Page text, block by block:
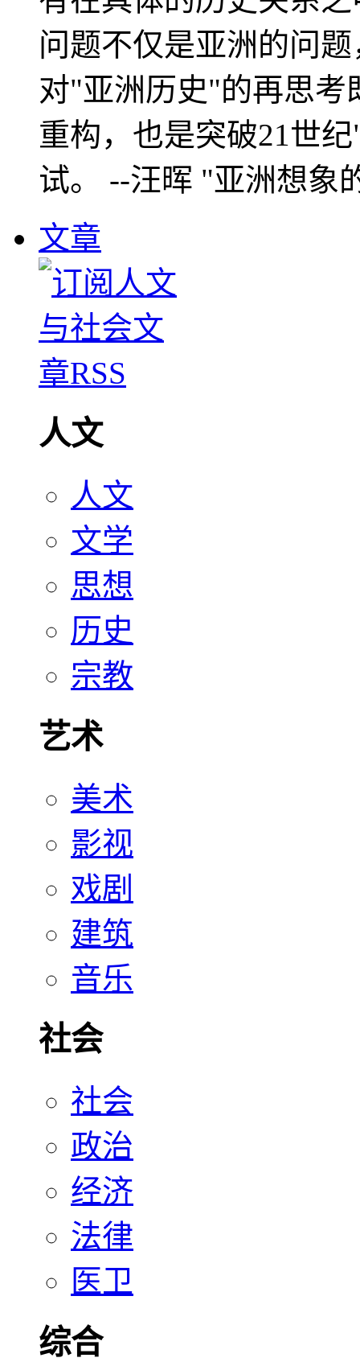
问题不仅是亚洲的问
对"亚洲历史"的再思考
重构，也是突破21世
试。 --汪晖 "亚洲想象
文章
人文
人文
文学
思想
历史
宗教
艺术
美术
影视
戏剧
建筑
音乐
社会
社会
政治
经济
法律
医卫
综合